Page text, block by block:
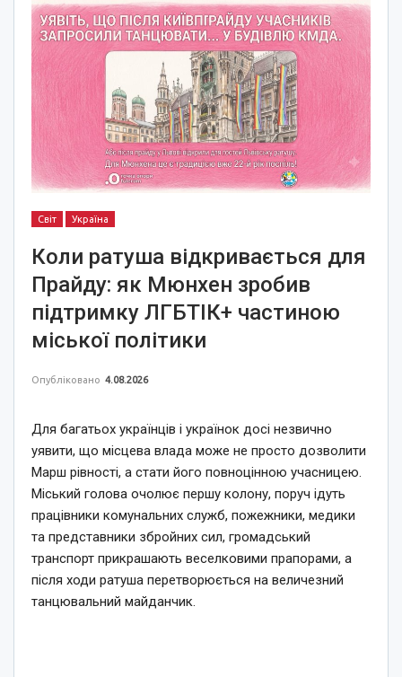
Світ Україна
Коли ратуша відкривається для
Прайду: як Мюнхен зробив
підтримку ЛГБТІК+ частиною
міської політики
Опубліковано 4.08.2026
Для багатьох українців і українок досі незвично
уявити, що місцева влада може не просто дозволити
Марш рівності, а стати його повноцінною учасницею.
Міський голова очолює першу колону, поруч ідуть
працівники комунальних служб, пожежники, медики
та представники збройних сил, громадський
транспорт прикрашають веселковими прапорами, а
після ходи ратуша перетворюється на величезний
танцювальний майданчик.